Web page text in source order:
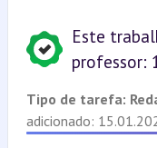
Este
professor:
Tipo de tarefa:
adicionado: